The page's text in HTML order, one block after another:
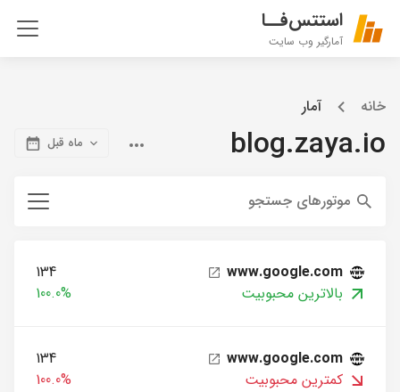
استتس‌فــا
آمارگیر وب سایت
خانه آمار
blog.zaya.io ماه قبل
موتورهای جستجو
www.google.com
134
بالاترین محبوبیت
100.0%
www.google.com
134
کمترین محبوبیت
100.0%